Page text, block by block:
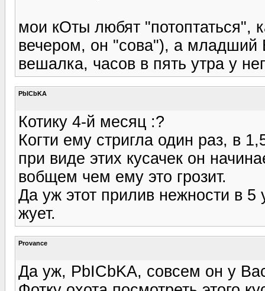
мои кОты любят "потоптаться",
вечером, он "сова"), а младший
вешалка, часов в пять утра у
PbICbKA
Котику 4-й месяц :?
Когти ему стригла один раз, в
при виде этих кусачек он
вобщем чем ему это грозит.
Да уж этот прилив нежности в
жует.
Provance
Да уж, PbICbKA, совсем он у